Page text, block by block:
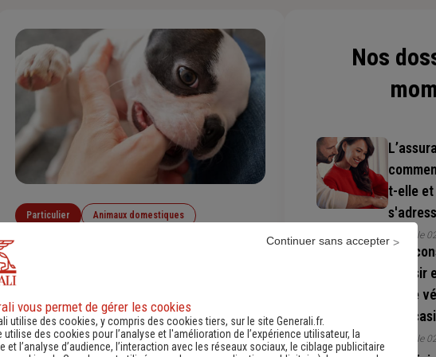
Particulier Animaux domestiques
modifier son comportement ?
Quand il interagit avec ses maîtres, le chiot utilise
les mordillements pour exprimer une émotion ou
un besoin. Ce comportement commun, qui lui
Nos
t-elle et
Publié le
Nos
choisir
votre
Publié le
vous permet de gérer les cookies
utilise des cookies, y compris des cookies tiers, sur le site Generali.fr.
utilise des cookies pour l’analyse et l'amélioration de l’expérience utilisateur, la
et l’analyse d’audience, l’interaction avec les réseaux sociaux, le ciblage publicitaire
Continuer sans accepter